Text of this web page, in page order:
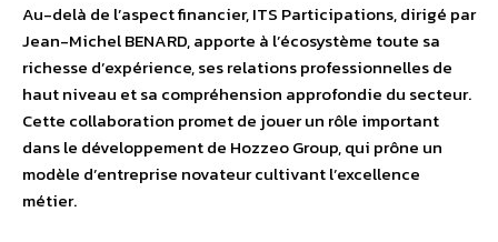
Au-delà de l’aspect financier, ITS Participations, dirigé par
Jean-Michel BENARD, apporte à l’écosystème toute sa
richesse d’expérience, ses relations professionnelles de
haut niveau et sa compréhension approfondie du secteur.
Cette collaboration promet de jouer un rôle important
dans le développement de Hozzeo Group, qui prône un
modèle d’entreprise novateur cultivant l’excellence
métier.